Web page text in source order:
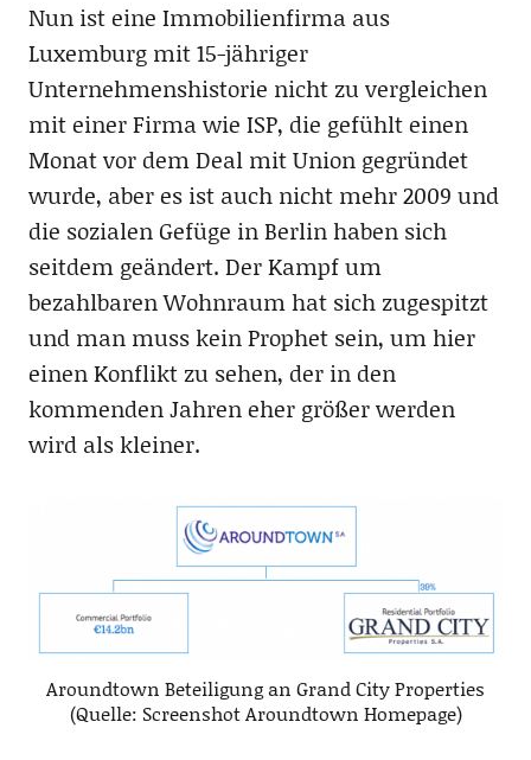
Nun ist eine Immobilienfirma aus
Luxemburg mit 15-jähriger
Unternehmenshistorie nicht zu vergleichen
mit einer Firma wie ISP, die gefühlt einen
Monat vor dem Deal mit Union gegründet
wurde, aber es ist auch nicht mehr 2009 und
die sozialen Gefüge in Berlin haben sich
seitdem geändert. Der Kampf um
bezahlbaren Wohnraum hat sich zugespitzt
und man muss kein Prophet sein, um hier
einen Konflikt zu sehen, der in den
kommenden Jahren eher größer werden
wird als kleiner.
Aroundtown Beteiligung an Grand City Properties
(Quelle: Screenshot Aroundtown Homepage)